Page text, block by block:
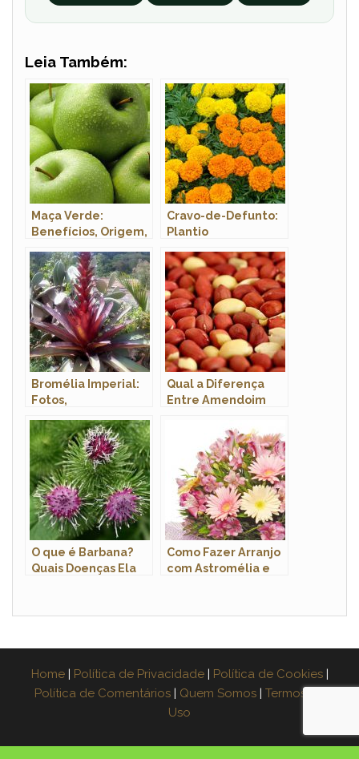
Leia Também:
Maça Verde:
Benefícios, Origem,
Fotos
Cravo-de-Defunto:
Plantio
Bromélia Imperial:
Fotos,
Flores e Nome
Cientifico
Qual a Diferença
Entre Amendoim
Vermelho?
O que é Barbana?
Quais Doenças Ela
Como Fazer Arranjo
com Astromélia e
Home Política de Privacidade Política de Cookies
Política de Comentários
Quem Somos
Termos de
Uso